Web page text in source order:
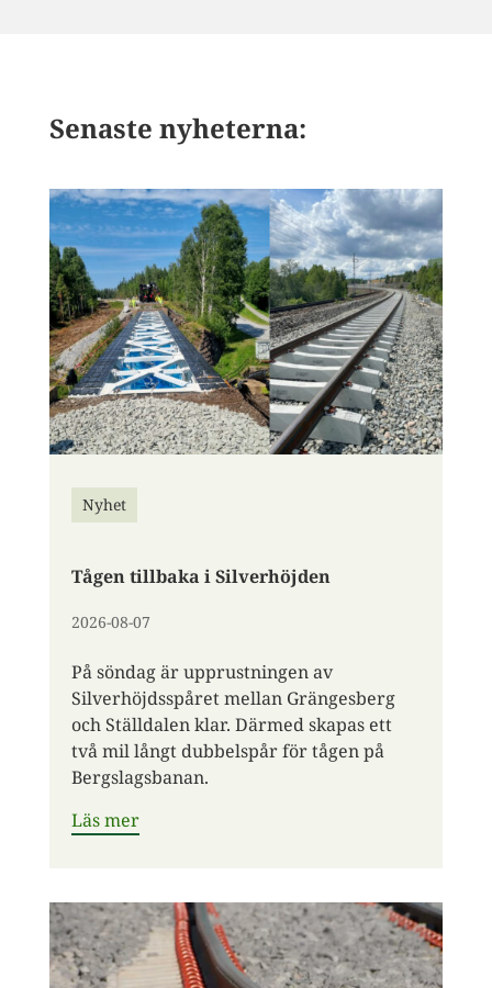
Senaste nyheterna:
Nyhet
Tågen tillbaka i Silverhöjden
2026-08-07
På söndag är upprustningen av
Silverhöjdsspåret mellan Grängesberg
och Ställdalen klar. Därmed skapas ett
två mil långt dubbelspår för tågen på
Bergslagsbanan.
Läs mer